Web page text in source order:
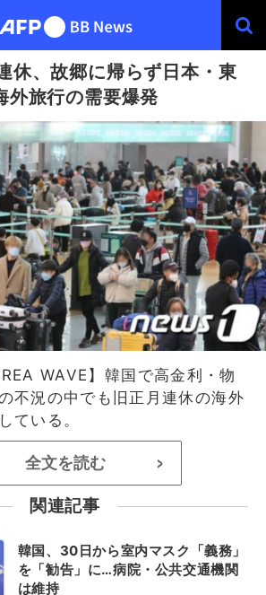
休、故郷に帰らず日本・東
外旅行の需要爆発
WAVE】韓国で高金利・物
不況の中でも旧正月連休の海外
ている。
全文を読む >
関連記事
韓国、30日から室内マスク「義務」
を「勧告」に…病院・公共交通機関
は維持